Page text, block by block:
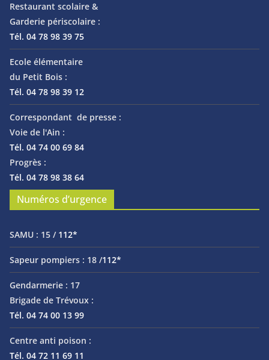
Restaurant scolaire &
Garderie périscolaire :
Tél. 04 78 98 39 75
Ecole élémentaire
du Petit Bois :
Tél. 04 78 98 39 12
Correspondant de presse :
Voie de l'Ain :
Tél. 04 74 00 69 84
Progrès :
Tél. 04 78 98 38 64
Numéros d’urgence
SAMU : 15 / 112*
Sapeur pompiers : 18 /112*
Gendarmerie : 17
Brigade de Trévoux :
Tél. 04 74 00 13 99
Centre anti poison :
Tél. 04 72 11 69 11